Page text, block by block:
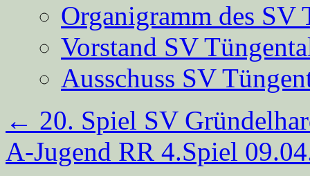
Organigramm des SV
Vorstand SV
Ausschuss SV
← 20. Spiel SV
A-Jugend RR 4.Spiel